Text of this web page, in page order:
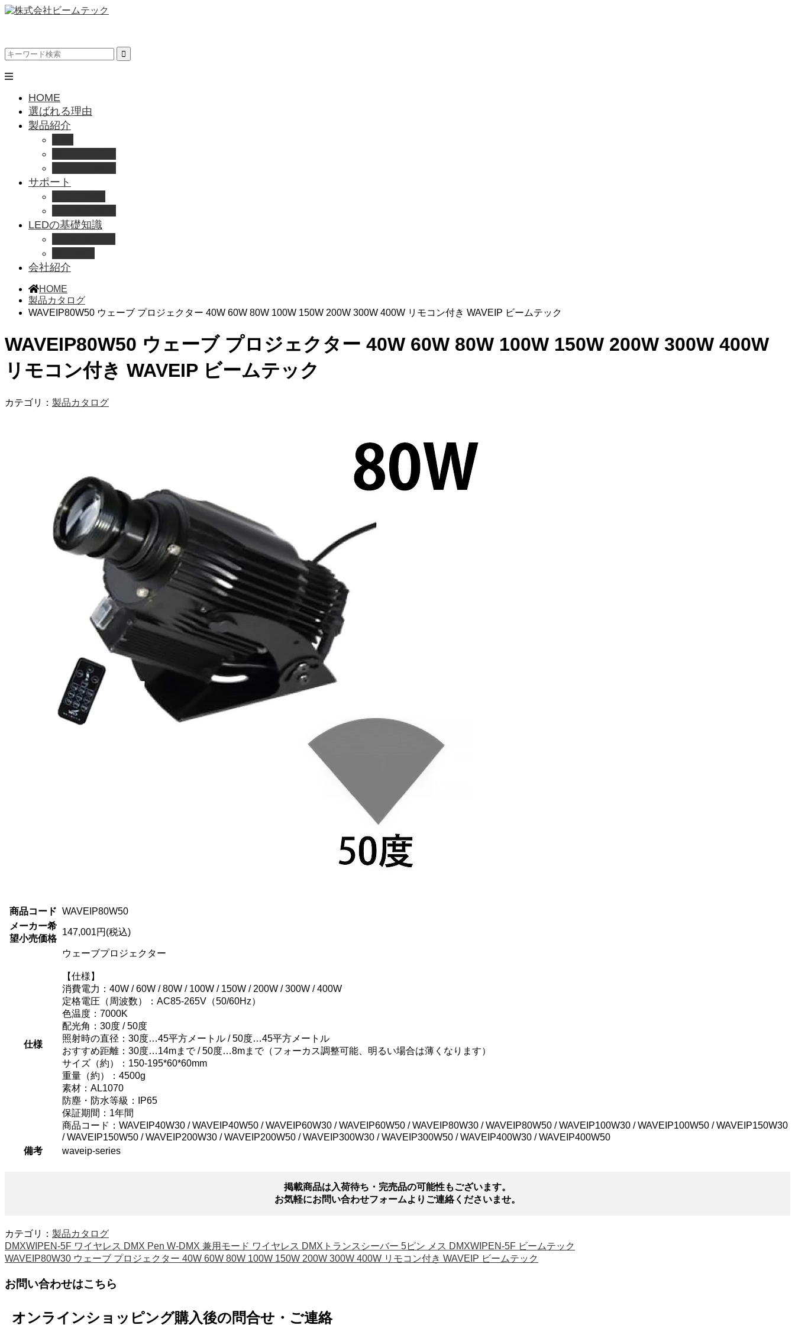
HOME
選ばれる理由
製品紹介
サポート
LEDの基礎知識
会社紹介
HOME
製品カタログ
WAVEIP80W50 ウェーブ プロジェクター 40W 60W 80W 100W 150W 200W 300W 400W リモコン付き WAVEIP ビームテック
WAVEIP80W50 ウェーブ プロジェクター 40W 60W 80W 100W 150W 200W 300W 400W
リモコン付き WAVEIP ビームテック
カテゴリ： 製品カタログ
商品コード WAVEIP80W50
メーカー希
望小売価格
147,001円(税込)
仕様
ウェーブプロジェクター
【仕様】
消費電力：40W / 60W / 80W / 100W / 150W / 200W / 300W / 400W
定格電圧（周波数）：AC85-265V（50/60Hz）
色温度：7000K
配光角：30度 / 50度
照射時の直径：30度…45平方メートル / 50度…45平方メートル
おすすめ距離：30度…14mまで / 50度…8mまで（フォーカス調整可能、明るい場合は薄くなります）
サイズ（約）：150-195*60*60mm
重量（約）：4500g
素材：AL1070
防塵・防水等級：IP65
保証期間：1年間
商品コード：WAVEIP40W30 / WAVEIP40W50 / WAVEIP60W30 / WAVEIP60W50 / WAVEIP80W30 / WAVEIP80W50 / WAVEIP100W30 / WAVEIP100W50 / WAVEIP150W30
/ WAVEIP150W50 / WAVEIP200W30 / WAVEIP200W50 / WAVEIP300W30 / WAVEIP300W50 / WAVEIP400W30 / WAVEIP400W50
備考
waveip-series
掲載商品は入荷待ち・完売品の可能性もございます。
お気軽にお問い合わせフォームよりご連絡くださいませ。
カテゴリ： 製品カタログ
DMXWIPEN-5F ワイヤレス DMX Pen W-DMX 兼用モード ワイヤレス DMXトランスシーバー 5ピン メス DMXWIPEN-5F ビームテック
WAVEIP80W30 ウェーブ プロジェクター 40W 60W 80W 100W 150W 200W 300W 400W リモコン付き WAVEIP ビームテック
お問い合わせはこちら
オンラインショッピング購入後の問合せ・ご連絡